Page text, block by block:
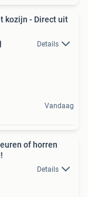
kozijn - Direct uit
Details
Vandaag
of horren
Details